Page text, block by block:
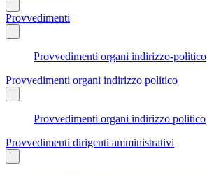
Provvedimenti
Provvedimenti organi indirizzo-politico
Provvedimenti organi indirizzo politico
Provvedimenti organi indirizzo politico
Provvedimenti dirigenti amministrativi